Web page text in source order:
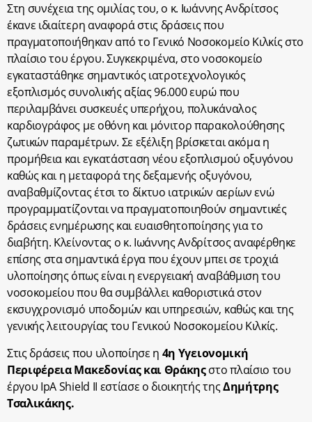
Στη συνέχεια της ομιλίας του, ο κ. Ιωάννης Ανδρίτσος
έκανε ιδιαίτερη αναφορά στις δράσεις που
πραγματοποιήθηκαν από το Γενικό Νοσοκομείο Κιλκίς στο
πλαίσιο του έργου. Συγκεκριμένα, στο νοσοκομείο
εγκαταστάθηκε σημαντικός ιατροτεχνολογικός
εξοπλισμός συνολικής αξίας 96.000 ευρώ που
περιλαμβάνει συσκευές υπερήχου, πολυκάναλος
καρδιογράφος με οθόνη και μόνιτορ παρακολούθησης
ζωτικών παραμέτρων. Σε εξέλιξη βρίσκεται ακόμα η
προμήθεια και εγκατάσταση νέου εξοπλισμού οξυγόνου
καθώς και η μεταφορά της δεξαμενής οξυγόνου,
αναβαθμίζοντας έτσι το δίκτυο ιατρικών αερίων ενώ
προγραμματίζονται να πραγματοποιηθούν σημαντικές
δράσεις ενημέρωσης και ευαισθητοποίησης για το
διαβήτη. Κλείνοντας ο κ. Ιωάννης Ανδρίτσος αναφέρθηκε
επίσης στα σημαντικά έργα που έχουν μπει σε τροχιά
υλοποίησης όπως είναι η ενεργειακή αναβάθμιση του
νοσοκομείου που θα συμβάλλει καθοριστικά στον
εκσυγχρονισμό υποδομών και υπηρεσιών, καθώς και της
γενικής λειτουργίας του Γενικού Νοσοκομείου Κιλκίς.
Στις δράσεις που υλοποίησε η 4η Υγειονομική
Περιφέρεια Μακεδονίας και Θράκηςστο πλαίσιο του
έργου IpA Shield II εστίασε ο διοικητής τηςΔημήτρης
Τσαλικάκης.